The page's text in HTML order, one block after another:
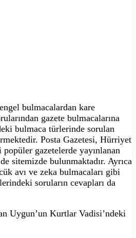
bulmacalardan kare
gazete bulmacalarına
bulmaca türlerinde sorulan
Posta Gazetesi, Hürriyet
gazetelerde yayınlanan
sitemizde bulunmaktadır. Ayrıca
avı ve zeka bulmacaları gibi
soruların cevapları da
Uygun’un Kurtlar Vadisi’ndeki